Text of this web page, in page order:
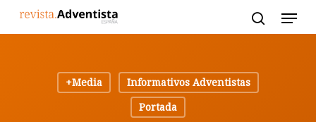
+Media
Informativos Adventistas
Portada